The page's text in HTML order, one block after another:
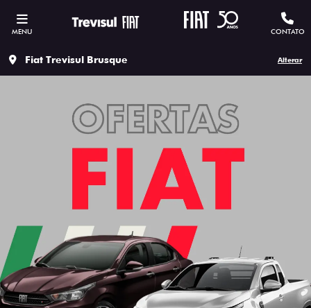
MENU CONTATO
Fiat Trevisul Brusque Alterar